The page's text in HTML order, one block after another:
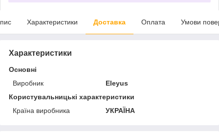
Характеристики Доставка Оплата Умови
Характеристики
Основні
Виробник
Eleyus
Користувальницькі характеристики
Країна виробника
УКРАЇНА